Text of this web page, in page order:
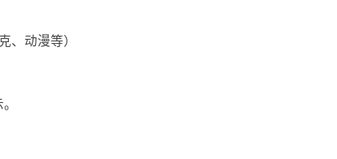
、动漫等）